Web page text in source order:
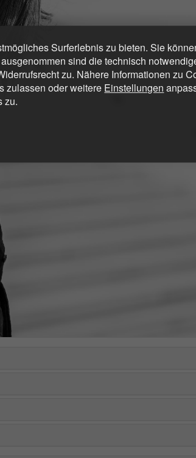
Surferlebnis zu bieten. Sie
sind die technisch
zu. Nähere Informationen zu
zulassen oder weitere Einstellungen
zu.